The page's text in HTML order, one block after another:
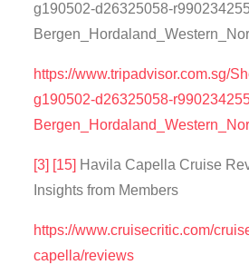
g190502-d26325058-
https://www.tripadvisor.com.sg/
g190502-d26325058-
[3] [15] Havila Capella Cruise
Insights from Members
https://www.cruisecritic.com/
capella/reviews